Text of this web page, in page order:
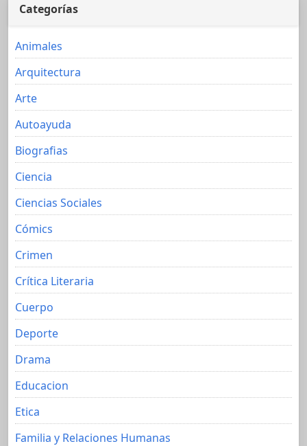
Categorías
Animales
Arquitectura
Arte
Autoayuda
Biografias
Ciencia
Ciencias Sociales
Cómics
Crimen
Crítica Literaria
Cuerpo
Deporte
Drama
Educacion
Etica
Familia y Relaciones Humanas